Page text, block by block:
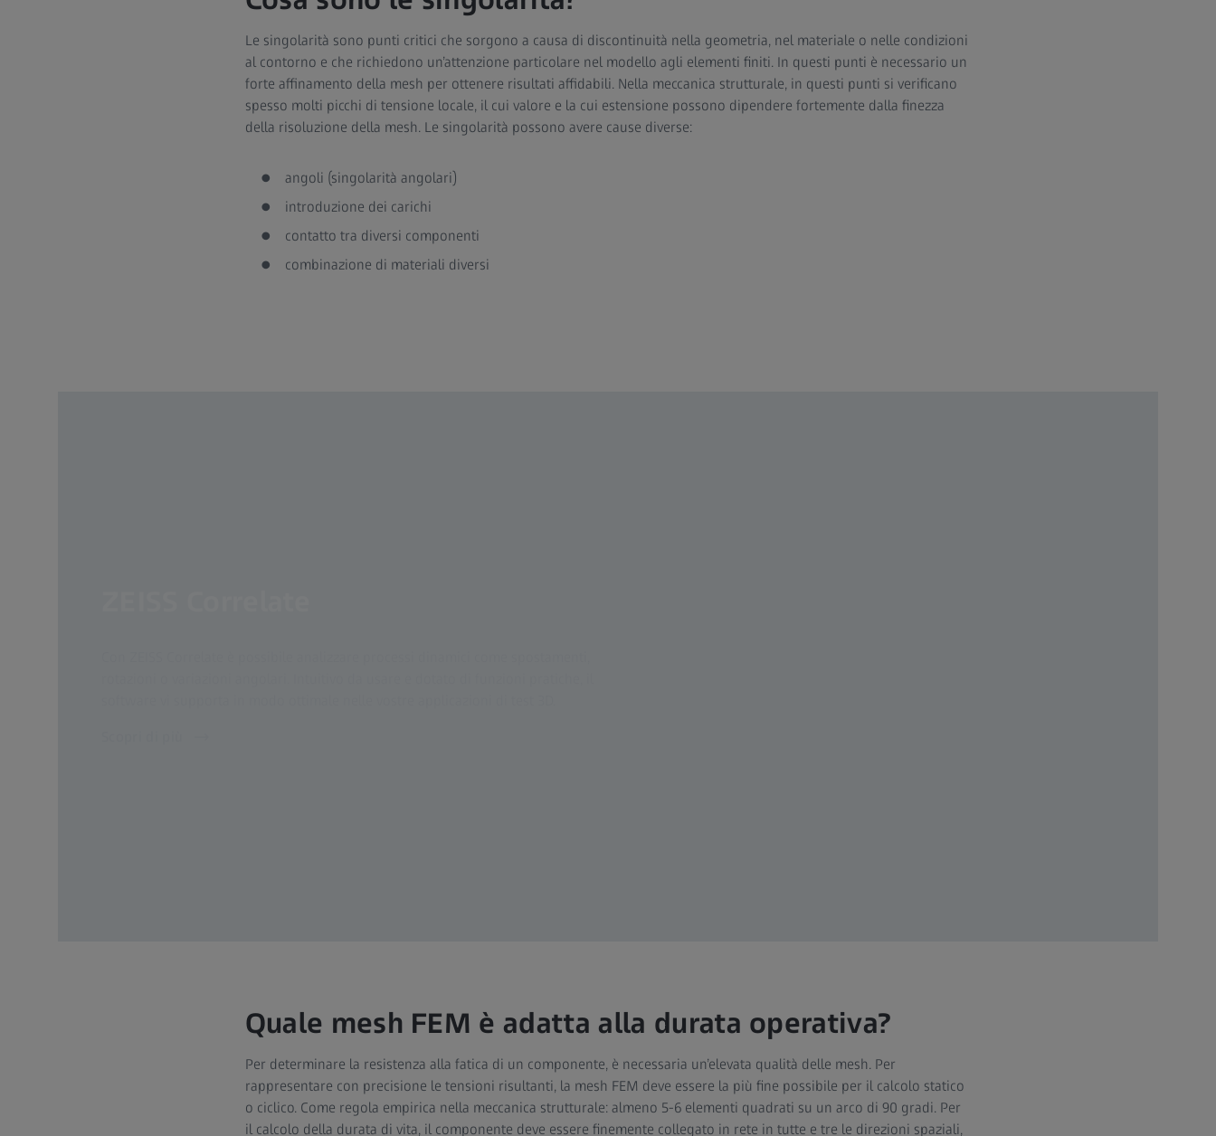
Le singolarità sono punti critici che sorgono a causa di discontinuità nella geometria, nel materiale o nelle condizioni
al contorno e che richiedono un’attenzione particolare nel modello agli elementi finiti. In questi punti è necessario un
forte affinamento della mesh per ottenere risultati affidabili. Nella meccanica strutturale, in questi punti si verificano
spesso molti picchi di tensione locale, il cui valore e la cui estensione possono dipendere fortemente dalla finezza
della risoluzione della mesh. Le singolarità possono avere cause diverse:
angoli (singolarità angolari)
introduzione dei carichi
contatto tra diversi componenti
combinazione di materiali diversi
Quale mesh FEM è adatta alla durata operativa?
Per determinare la resistenza alla fatica di un componente, è necessaria un’elevata qualità delle mesh. Per
rappresentare con precisione le tensioni risultanti, la mesh FEM deve essere la più fine possibile per il calcolo statico
o ciclico. Come regola empirica nella meccanica strutturale: almeno 5-6 elementi quadrati su un arco di 90 gradi. Per
il calcolo della durata di vita, il componente deve essere finemente collegato in rete in tutte e tre le direzioni spaziali,